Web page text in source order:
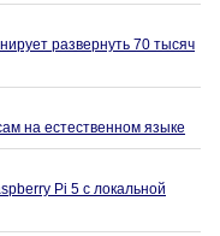
развернуть 70 тысяч
на естественном языке
Pi 5 с локальной